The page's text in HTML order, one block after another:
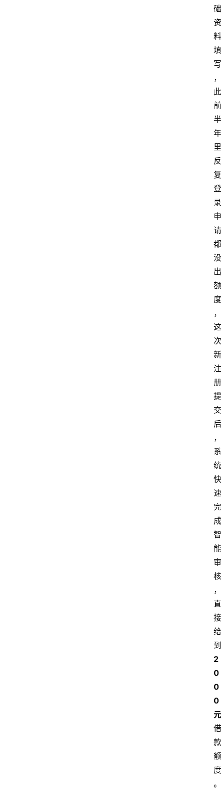
础
资
料
填
写
，
此
前
半
年
里
反
复
登
录
申
请
都
没
出
额
度
，
这
次
新
注
册
提
交
后
，
系
统
快
速
完
成
智
能
审
核
，
直
接
给
到
2
0
0
0
元
借
款
额
度
。